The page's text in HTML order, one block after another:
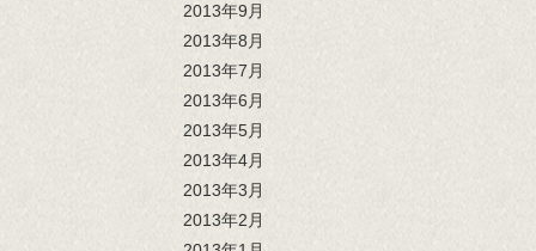
2013年9月
2013年8月
2013年7月
2013年6月
2013年5月
2013年4月
2013年3月
2013年2月